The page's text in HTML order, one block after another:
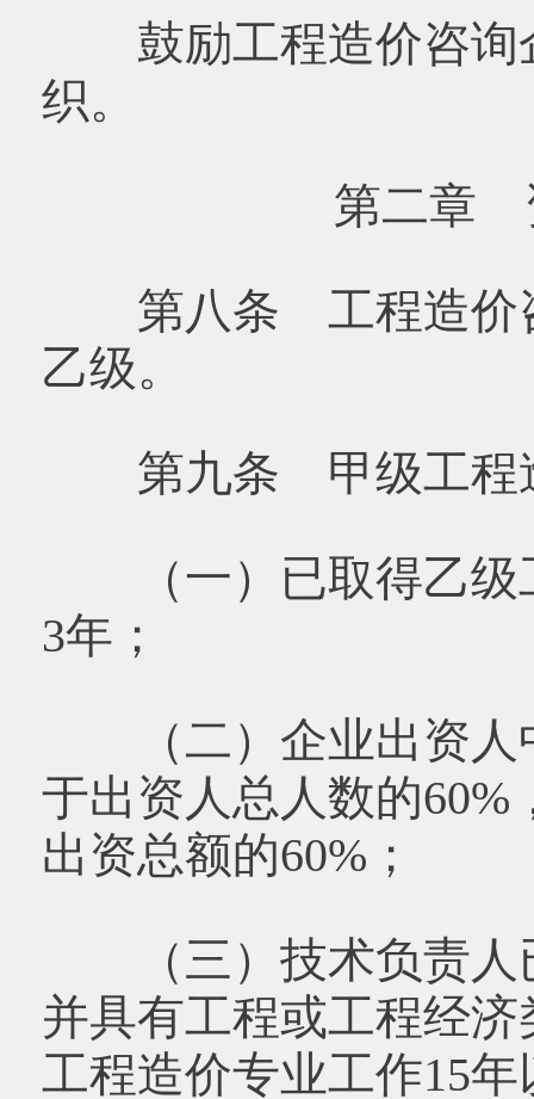
鼓励工程造价咨询
织。
第二章
第八条 工程造价咨
乙级。
第九条 甲级工程造
（一）已取得乙级
3年；
（二）企业出资人
于出资人总人数的
出资总额的60%；
（三）技术负责人
并具有工程或工程经
工程造价专业工作15年